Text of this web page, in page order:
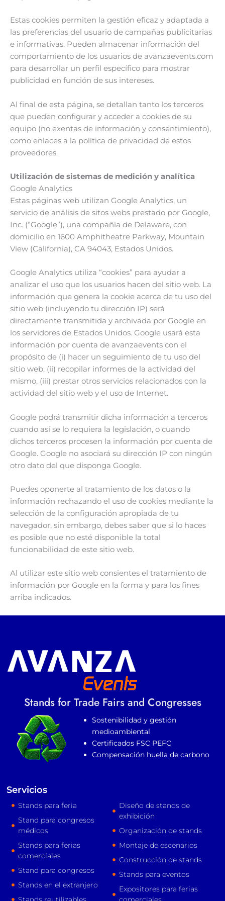
Estas cookies permiten la gestión eficaz y adaptada a
las preferencias del usuario de campañas publicitarias
e informativas. Pueden almacenar información del
comportamiento de los usuarios de avanzaevents.com
para desarrollar un perfil específico para mostrar
publicidad en función de sus intereses.
Al final de esta página, se detallan tanto los terceros
que pueden configurar y acceder a cookies de su
equipo (no exentas de información y consentimiento),
como enlaces a la política de privacidad de estos
proveedores.
Utilización de sistemas de medición y analítica
Google Analytics
Estas páginas web utilizan Google Analytics, un
servicio de análisis de sitos webs prestado por Google,
Inc. (“Google”), una compañía de Delaware, con
domicilio en 1600 Amphitheatre Parkway, Mountain
View (California), CA 94043, Estados Unidos.
Google Analytics utiliza “cookies” para ayudar a
analizar el uso que los usuarios hacen del sitio web. La
información que genera la cookie acerca de tu uso del
sitio web (incluyendo tu dirección IP) será
directamente transmitida y archivada por Google en
los servidores de Estados Unidos. Google usará esta
información por cuenta de avanzaevents con el
propósito de (i) hacer un seguimiento de tu uso del
sitio web, (ii) recopilar informes de la actividad del
mismo, (iii) prestar otros servicios relacionados con la
actividad del sitio web y el uso de Internet.
Google podrá transmitir dicha información a terceros
cuando así se lo requiera la legislación, o cuando
dichos terceros procesen la información por cuenta de
Google. Google no asociará su dirección IP con ningún
otro dato del que disponga Google.
Puedes oponerte al tratamiento de los datos o la
información rechazando el uso de cookies mediante la
selección de la configuración apropiada de tu
navegador, sin embargo, debes saber que si lo haces
es posible que no esté disponible la total
funcionabilidad de este sitio web.
Al utilizar este sitio web consientes el tratamiento de
información por Google en la forma y para los fines
arriba indicados.
Stands for Trade Fairs and Congresses
Sostenibilidad y gestión
medioambiental
Certificados FSC PEFC
Compensación huella de carbono
Servicios
Stands para feria
Stand para congresos
médicos
Stands para ferias
comerciales
Stand para congresos
Stands en el extranjero
Diseño de stands de
exhibición
Organización de stands
Montaje de escenarios
Construcción de stands
Stands para eventos
Expositores para ferias